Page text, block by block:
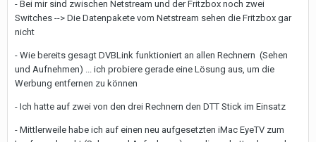
- Bei mir sind zwischen Netstream und der Fritzbox noch zwei
Switches --> Die Datenpakete vom Netstream sehen die Fritzbox gar
nicht
- Wie bereits gesagt DVBLink funktioniert an allen Rechnern (Sehen
und Aufnehmen) ... ich probiere gerade eine Lösung aus, um die
Werbung entfernen zu können
- Ich hatte auf zwei von den drei Rechnern den DTT Stick im Einsatz
- Mittlerweile habe ich auf einen neu aufgesetzten iMac EyeTV zum